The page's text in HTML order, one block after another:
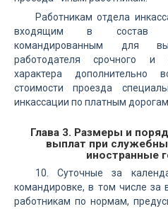
Работникам отдела
входящим в состав
командированным для
работодателя срочного и
характера дополнительно
стоимости проезда
инкассации по платным дорогам.
Глава 3. Размеры и
выплат при
иностранные
10. Суточные за
командировке, в том числе за
работникам по нормам,